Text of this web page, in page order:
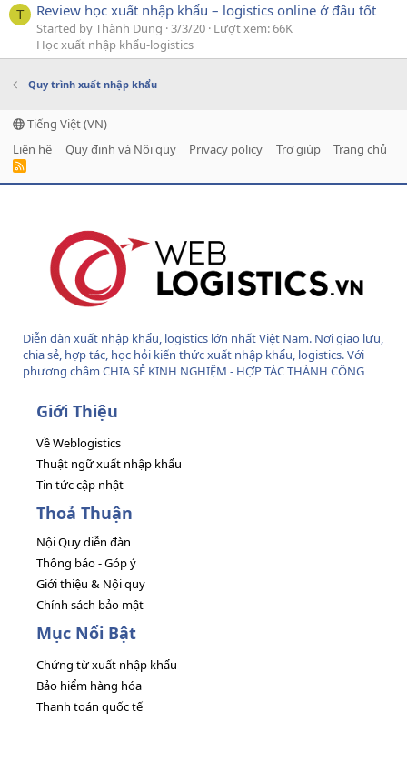
T Review học xuất nhập khẩu – logistics online ở đâu tốt
Started by Thành Dung 3/3/20 Lượt xem: 66K
Học xuất nhập khẩu-logistics
Quy trình xuất nhập khẩu
Tiếng Việt (VN)
Liên hệ
Quy định và Nội quy Privacy policy Trợ giúp Trang chủ
R
Diễn đàn xuất nhập khẩu, logistics lớn nhất Việt Nam. Nơi giao lưu,
chia sẻ, hợp tác, học hỏi kiến thức xuất nhập khẩu, logistics. Với
phương châm CHIA SẺ KINH NGHIỆM - HỢP TÁC THÀNH CÔNG
Giới Thiệu
Về Weblogistics
Thuật ngữ xuất nhập khẩu
Tin tức cập nhật
Thoả Thuận
Nội Quy diễn đàn
Thông báo - Góp ý
Giới thiệu & Nội quy
Chính sách bảo mật
Mục Nổi Bật
Chứng từ xuất nhập khẩu
Bảo hiểm hàng hóa
Thanh toán quốc tế